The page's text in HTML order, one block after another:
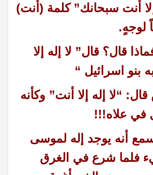
أنت سبحانك” كلمة (أنت)
لوجهٍ.
قال؟ قال” لا إله إلا
بنو اسرائيل “
“لا إله إلا أنت” وكأنه
في علاه!!!
أنه يوجد إله لموسى
فلما شرع في الغرق